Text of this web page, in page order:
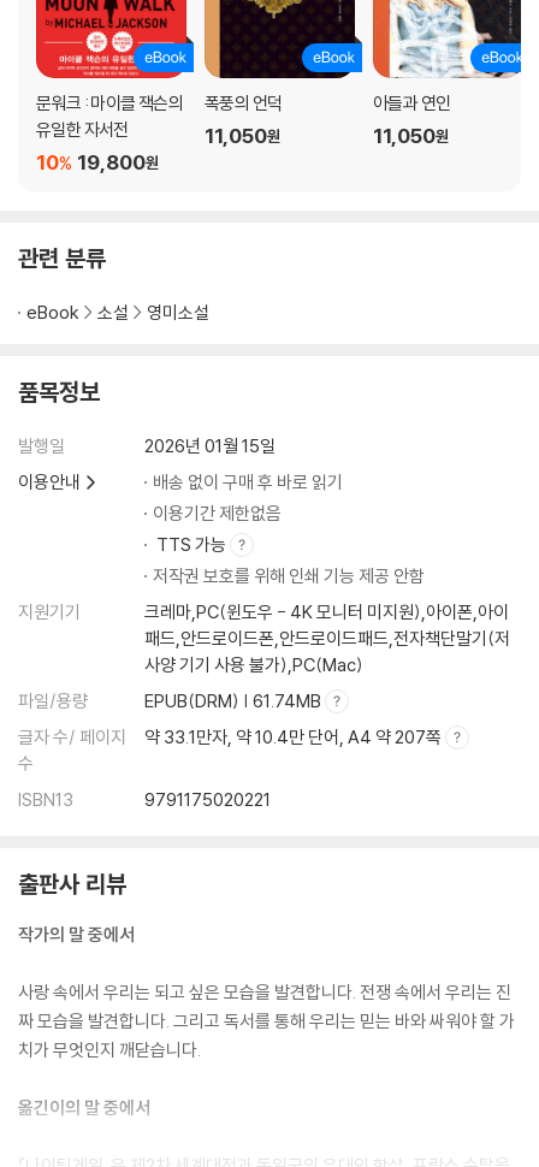
문워크 : 마이클 잭슨의
유일한 자서전
19,800원
10%
폭풍의 언덕
11,050원
아들과 연인
11,050원
관련 분류
eBook 소설 영미소설
품목정보
발행일
2026년 01월 15일
이용안내
배송 없이 구매 후 바로 읽기
이용기간 제한없음
TTS 가능
저작권 보호를 위해 인쇄 기능 제공 안함
지원기기
크레마,PC(윈도우 - 4K 모니터 미지원),아이폰,아이
패드,안드로이드폰,안드로이드패드,전자책단말기(저
사양 기기 사용 불가),PC(Mac)
파일/용량
EPUB(DRM) | 61.74MB
글자 수/ 페이지
수
약 33.1만자, 약 10.4만 단어, A4 약 207쪽
ISBN13 9791175020221
출판사 리뷰
작가의 말 중에서
사랑 속에서 우리는 되고 싶은 모습을 발견합니다. 전쟁 속에서 우리는 진
짜 모습을 발견합니다. 그리고 독서를 통해 우리는 믿는 바와 싸워야 할 가
치가 무엇인지 깨닫습니다.
옮긴이의 말 중에서